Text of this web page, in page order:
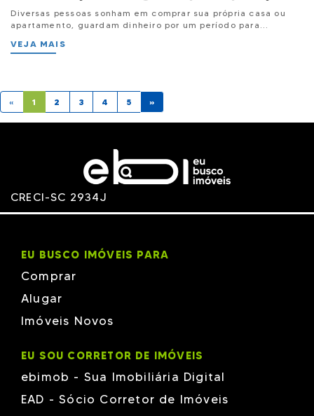
Diversas pessoas sonham em comprar sua própria casa ou
apartamento, guardam dinheiro por um período para...
VEJA MAIS
« 1 2 3 4 5 »
CRECI-SC 2934J
EU BUSCO IMÓVEIS PARA
Comprar
Alugar
Imóveis Novos
EU SOU CORRETOR DE IMÓVEIS
ebimob - Sua Imobiliária Digital
EAD - Sócio Corretor de Imóveis